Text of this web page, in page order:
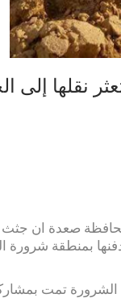
نقلها إلى
بمحافظة صعدة ان
دفنها بمنطقة
الشرورة تمت